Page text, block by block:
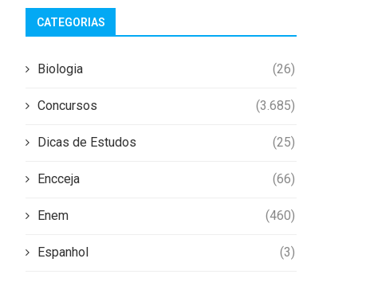
CATEGORIAS
Biologia (26)
Concursos (3.685)
Dicas de Estudos (25)
Encceja (66)
Enem (460)
Espanhol (3)